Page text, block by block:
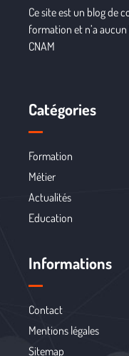
Ce site est un blog de
formation et n’a
CNAM
Catégories
Formation
Métier
Actualités
Education
Informations
Contact
Mentions légales
Sitemap